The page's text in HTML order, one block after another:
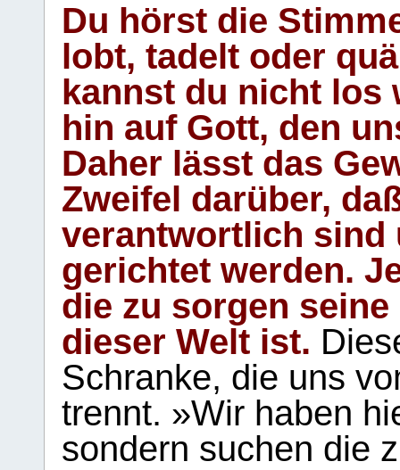
Du hörst die
lobt, tadelt oder
kannst du nicht los
hin auf Gott, den
Daher lässt das
Zweifel darüber,
verantwortlich sind
gerichtet werden.
die zu sorgen
dieser Welt ist.
Schranke, die uns
trennt. »Wir haben
sondern suchen die